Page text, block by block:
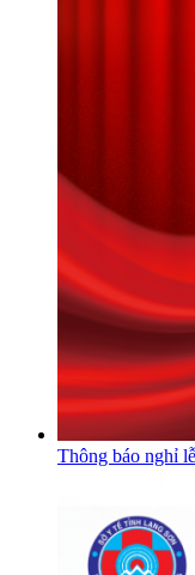
Thông báo nghỉ